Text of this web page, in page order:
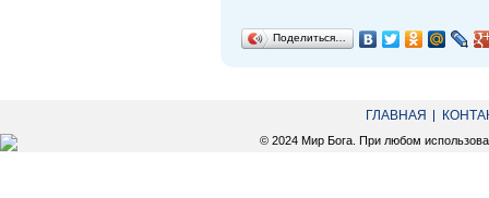
Поделиться…
ГЛАВНАЯ
© 2024 Мир Бога. При любом